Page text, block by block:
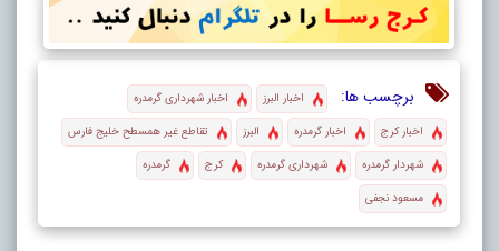
برچسب ها: اخبار البرز
اخبار شهرداری گرمدره
اخبار کرج
اخبار گرمدره البرز
تقاطع غیر همسطح خلیج فارس
شهردار گرمدره
شهرداری گرمدره کرج
گرمدره
مسعود نجفی